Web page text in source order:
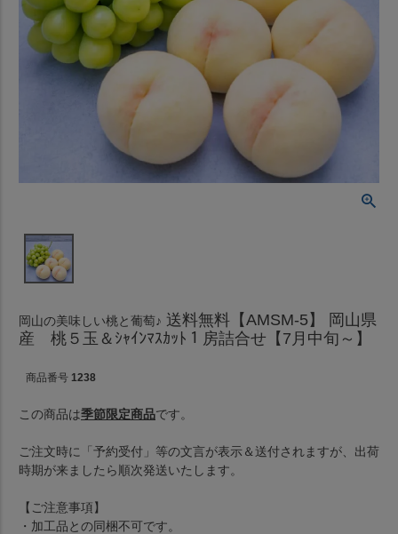
岡山の美味しい桃と葡萄♪ 送料無料【AMSM-5】 岡山県
産 桃５玉＆ｼｬｲﾝﾏｽｶｯﾄ１房詰合せ【7月中旬～】
商品番号 1238
この商品は季節限定商品です。
ご注文時に「予約受付」等の文言が表示＆送付されますが、出荷
時期が来ましたら順次発送いたします。
【ご注意事項】
・加工品との同梱不可です。